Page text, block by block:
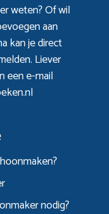
weten? Of wil
aan
kan je direct
Liever
een e-mail
nodig?